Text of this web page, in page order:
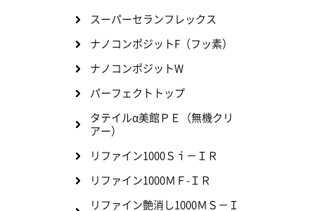
スーパーセランフレックス
ナノコンポジットF（フッ素）
ナノコンポジットW
パーフェクトトップ
タテイルα美館ＰＥ（無機クリ
アー）
リファイン1000Ｓｉ－ＩＲ
リファイン1000ＭＦ-ＩＲ
リファイン艶消し1000ＭＳ－Ｉ